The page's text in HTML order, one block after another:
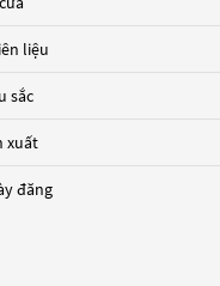
liệu
sắc
xuất
đăng